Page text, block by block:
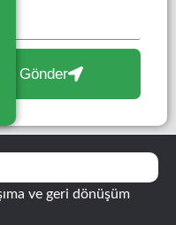
Gönder
ve geri dönüşüm